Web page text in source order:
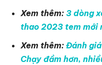
Xem thêm: 3 dòng
thao 2023 tem mới
Xem thêm: Đánh
Chạy đầm hơn,